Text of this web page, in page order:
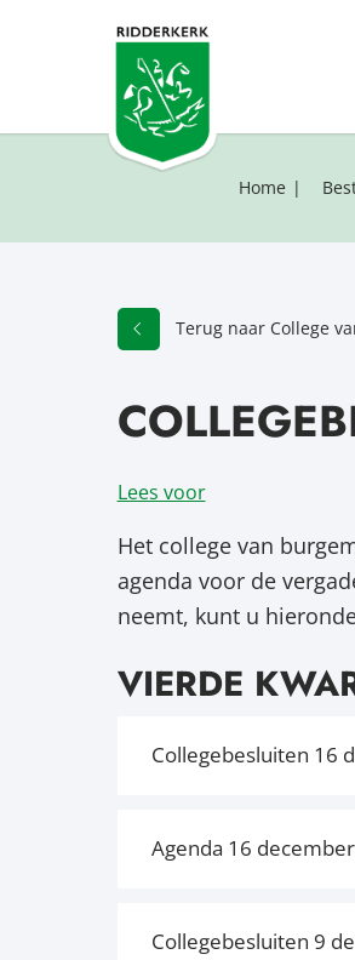
Home
Terug naar College
Lees voor
Het college van
agenda voor de
neemt, kunt u
VIERDE
Collegebesluiten 16
Agenda 16
Collegebesluiten 9